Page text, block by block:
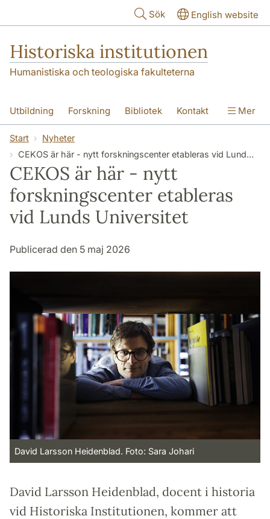
Sök English website
Historiska institutionen
Humanistiska och teologiska fakulteterna
Utbildning Forskning Bibliotek Kontakt
Om institutionen
Mer
Start
Nyheter
CEKOS är här - nytt forskningscenter etableras vid Lunds Universitet
CEKOS är här - nytt
forskningscenter etableras
vid Lunds Universitet
Publicerad den 5 maj 2026
David Larsson Heidenblad. Foto: Sara Johari
David Larsson Heidenblad, docent i historia
vid Historiska Institutionen, kommer att